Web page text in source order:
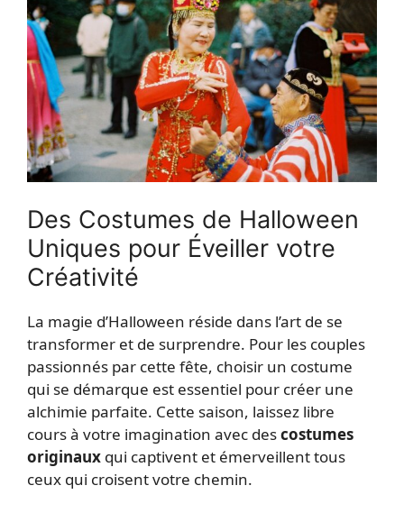
Des Costumes de Halloween
Uniques pour Éveiller votre
Créativité
La magie d’Halloween réside dans l’art de se
transformer et de surprendre. Pour les couples
passionnés par cette fête, choisir un costume
qui se démarque est essentiel pour créer une
alchimie parfaite. Cette saison, laissez libre
cours à votre imagination avec descostumes
originaux qui captivent et émerveillent tous
ceux qui croisent votre chemin.